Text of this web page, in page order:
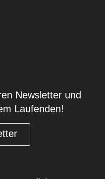
Newsletter und
Laufenden!